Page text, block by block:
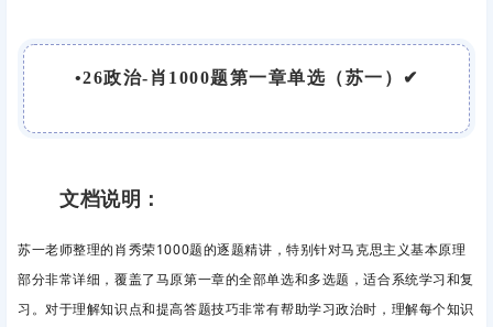
•26政治-肖1000题第一章单选（苏一） ✔
文档说明：
苏一老师整理的肖秀荣1000题的逐题精讲，特别针对马克思主义基本原理
部分非常详细，覆盖了马原第一章的全部单选和多选题，适合系统学习和复
习。对于理解知识点和提高答题技巧非常有帮助学习政治时，理解每个知识